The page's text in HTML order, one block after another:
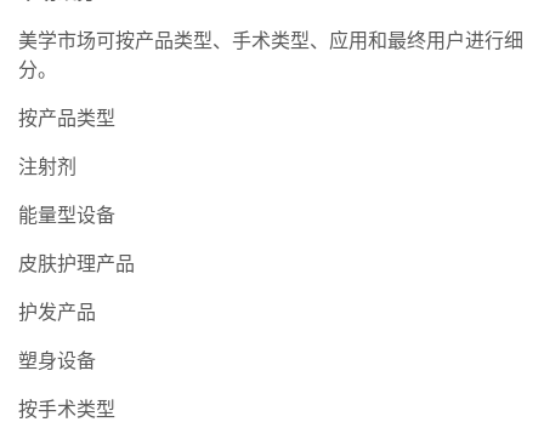
美学市场可按产品类型、手术类型、应用和最终用户进行细
分。
按产品类型
注射剂
能量型设备
皮肤护理产品
护发产品
塑身设备
按手术类型